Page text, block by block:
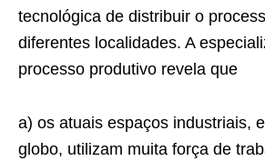
tecnológica de distribuir o
diferentes localidades. A
processo produtivo revela que
a) os atuais espaços industriais,
globo, utilizam muita força de